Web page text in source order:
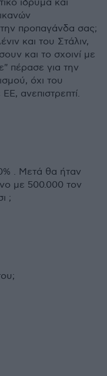
ίδρυμα και
προπαγάνδα σας;
και του Στάλιν,
και το σχοινί με
πέρασε για την
όχι του
ανεπιστρεπτί.
. Μετά θα ήταν
με 500.000 τον
;